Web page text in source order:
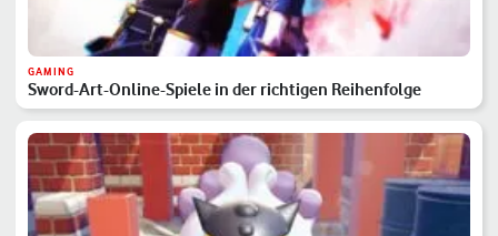
GAMING
Sword-Art-Online-Spiele in der richtigen Reihenfolge